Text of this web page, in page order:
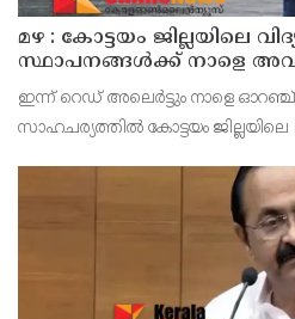
മഴ : കോട്ടയം ജില്ലയിലെ
സ്ഥാപനങ്ങൾക്ക് നാളെ
ഇന്ന് റെഡ് അലെർട്ടും നാളെ ഓറഞ്ച്
സാഹചര്യത്തിൽ കോട്ടയം
വെള്ളി) ജില്ലാ കളക്ടർ ചേതൻ കുമാർ